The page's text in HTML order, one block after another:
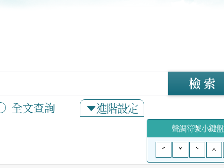
全文查詢 進階設定
檢 索
聲調符號小鍵盤
ˊ
ˇ ˋ ^